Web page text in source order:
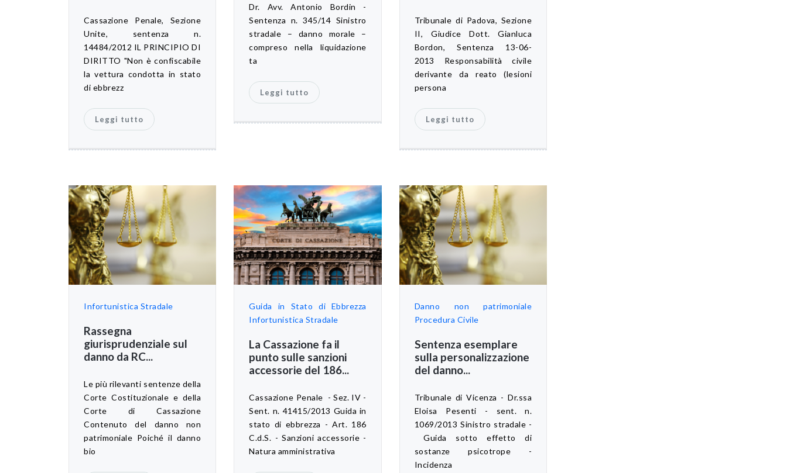
Cassazione Penale, Sezione
Unite, sentenza n.
14484/2012 IL PRINCIPIO DI
DIRITTO "Non è confiscabile
la vettura condotta in stato
di ebbrezz
Leggi tutto
Dr. Avv. Antonio Bordin -
Sentenza n. 345/14 Sinistro
stradale – danno morale –
compreso nella liquidazione
ta
Leggi tutto
Tribunale di Padova, Sezione
II, Giudice Dott. Gianluca
Bordon, Sentenza 13-06-
2013 Responsabilità civile
derivante da reato (lesioni
persona
Leggi tutto
Infortunistica Stradale
Rassegna
giurisprudenziale sul
danno da RC...
Le più rilevanti sentenze della
Corte Costituzionale e della
Corte di Cassazione
Contenuto del danno non
patrimoniale Poiché il danno
bio
Guida in Stato di Ebbrezza
Infortunistica Stradale
La Cassazione fa il
punto sulle sanzioni
accessorie del 186...
Cassazione Penale - Sez. IV -
Sent. n. 41415/2013 Guida in
stato di ebbrezza - Art. 186
C.d.S. - Sanzioni accessorie -
Natura amministrativa
Danno non patrimoniale
Procedura Civile
Sentenza esemplare
sulla personalizzazione
del danno...
Tribunale di Vicenza - Dr.ssa
Eloisa Pesenti - sent. n.
1069/2013 Sinistro stradale -
Guida sotto effetto di
sostanze psicotrope -
Incidenza